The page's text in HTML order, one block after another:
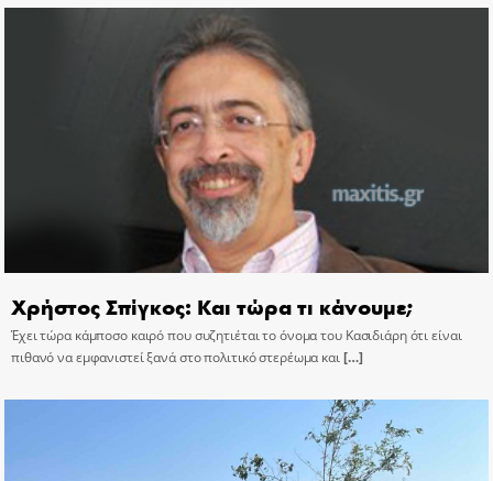
Χρήστος Σπίγκος: Και τώρα τι κάνουμε;
Έχει τώρα κάμποσο καιρό που συζητιέται το όνομα του Κασιδιάρη ότι είναι
πιθανό να εμφανιστεί ξανά στο πολιτικό στερέωμα και[…]